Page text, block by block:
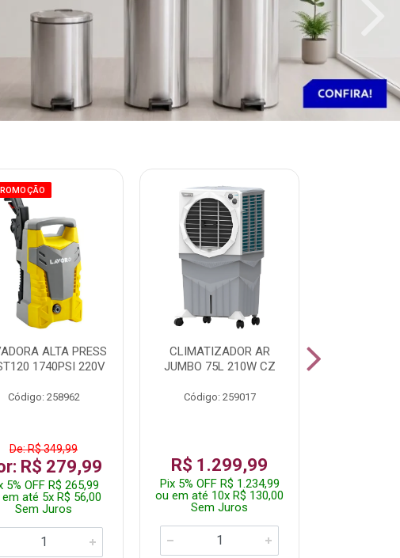
ALTA PRESS
1740PSI 220V
Código: 258962
De: R$ 349,99
R$ 279,99
5% OFF R$ 265,99
até 5x R$ 56,00
Sem Juros
CLIMATIZADOR AR
JUMBO 75L 210W CZ
Código: 259017
R$ 1.299,99
Pix 5% OFF R$ 1.234,99
ou em até 10x R$ 130,00
Sem Juros